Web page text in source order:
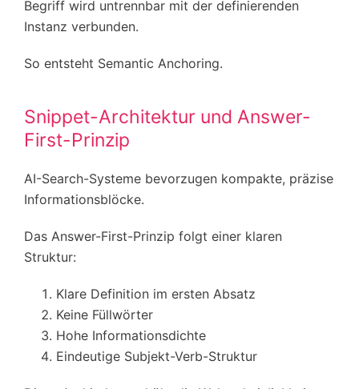
Begriff wird untrennbar mit der definierenden
Instanz verbunden.
So entsteht Semantic Anchoring.
Snippet-Architektur und Answer-
First-Prinzip
AI-Search-Systeme bevorzugen kompakte, präzise
Informationsblöcke.
Das Answer-First-Prinzip folgt einer klaren
Struktur:
Klare Definition im ersten Absatz
Keine Füllwörter
Hohe Informationsdichte
Eindeutige Subjekt-Verb-Struktur